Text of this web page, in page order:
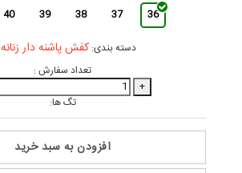
36
37
38
39
40
دسته بندی: کفش پاشنه دار زنانه
تعداد سفارش :
+
تگ ها:
افزودن به سبد خرید